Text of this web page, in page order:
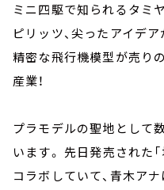
ミニ四駆で知られるタミ
ピリッツ、尖ったアイデ
精密な飛行機模型が売り
産業！
プラモデルの聖地として
います。 先日発売された
コラボしていて、青木ア